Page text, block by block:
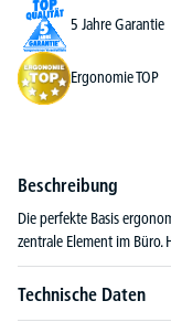
5 Jahre Garantie
Ergonomie TOP
Beschreibung
Die perfekte Basis
zentrale Element im
Technische Daten